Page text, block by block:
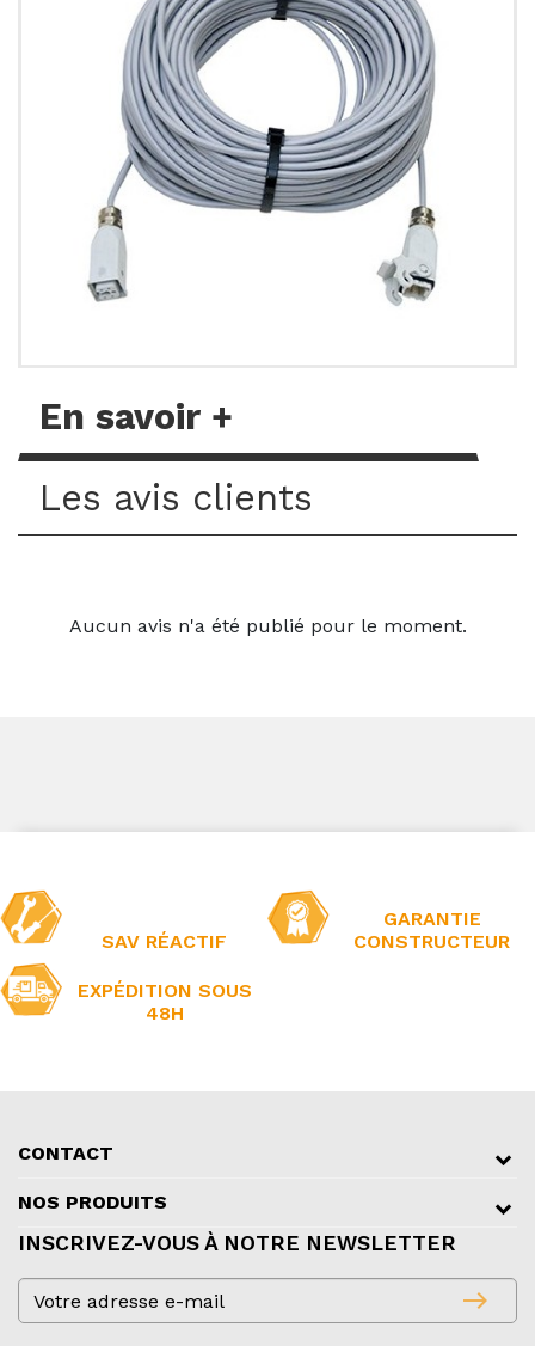
En savoir +
Les avis clients
Aucun avis n'a été publié pour le moment.
SAV RÉACTIF
GARANTIE
CONSTRUCTEUR
EXPÉDITION SOUS
48H
CONTACT
NOS PRODUITS
INSCRIVEZ-VOUS À NOTRE NEWSLETTER
east